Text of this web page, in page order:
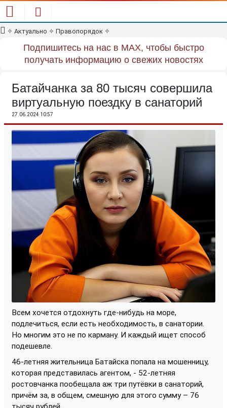
✧ Актуально ✧ Правопорядок ✧
Подпишитесь на нас в MAX, чтобы быстро
получать информацию о свежих новостях
Батайчанка за 80 тысяч совершила
виртуальную поездку в санаторий
27.06.2024 10:57
Всем хочется отдохнуть где-нибудь на море,
подлечиться, если есть необходимость, в санатории.
Но многим это не по карману. И каждый ищет способ
подешевле.
46-летняя жительница Батайска попала на мошенницу,
которая представилась агентом, - 52-летняя
ростовчанка пообещала аж три путёвки в санаторий,
причём за, в общем, смешную для этого сумму – 76